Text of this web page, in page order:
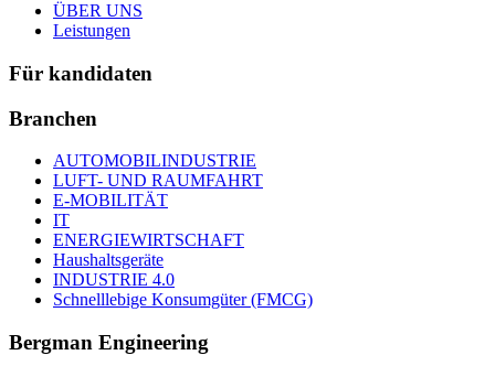
ÜBER UNS
Leistungen
Für kandidaten
Branchen
AUTOMOBILINDUSTRIE
LUFT- UND RAUMFAHRT
E-MOBILITÄT
IT
ENERGIEWIRTSCHAFT
Haushaltsgeräte
INDUSTRIE 4.0
Schnelllebige Konsumgüter (FMCG)
Bergman Engineering